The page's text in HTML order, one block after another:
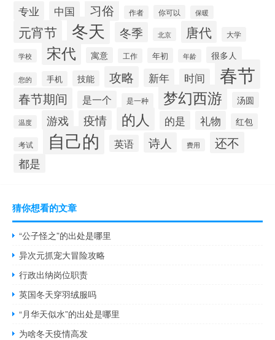
专业 中国 习俗 作者 你可以 保暖
元宵节 冬天 冬季 北京 唐代 大学
学校 宋代 寓意 工作 年初 年龄 很多人
您的 手机 技能 攻略 新年 时间 春节
春节期间 是一个 是一种 梦幻西游 汤圆
温度 游戏 疫情 的人 的是 礼物 红包
考试 自己的 英语 诗人 费用 还不
都是
猜你想看的文章
“公子怪之”的出处是哪里
异次元抓宠大冒险攻略
行政出纳岗位职责
英国冬天穿羽绒服吗
“月华天似水”的出处是哪里
为啥冬天疫情高发